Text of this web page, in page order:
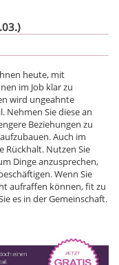
heute, mit
im Job klar zu
wird ungeahnte
Nehmen Sie diese an
Beziehungen zu
Auch im
Rückhalt. Nutzen Sie
Dinge anzusprechen,
Wenn Sie
aufraffen können, fit zu
es in der Gemeinschaft.